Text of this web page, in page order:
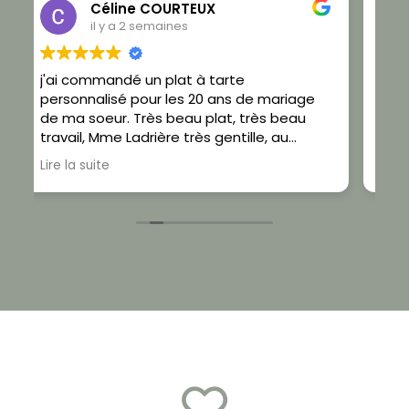
Vane'S Pout-pout
il y a 2 semaines
Je recommande. En plus de faire de très
beaux bijoux confectionner avec soin,
personne à l'écoute qui répond à nos
besoins. Au top. Gros coup de cœur pour
ces créations où je n'hésiterais pas à faire
d'autres commandes. PS: Je porte un
collier en porcelaine chaque jours depuis
Lire la suite